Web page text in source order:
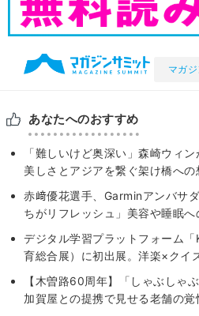
マガ
あなたへのおすすめ
「難しいけど奥深い」森崎ウィ
美しさとアジアを繋ぐ架け橋への
赤﨑優花選手、Garminアンバサ
ちがリフレッシュ」美容や睡眠へ
デジタル学習プラットフォーム
育総合展）に初出展。洋楽×クイ
【木曽路60周年】「しゃぶしゃ
加賀屋との提携で見せる老舗の覚